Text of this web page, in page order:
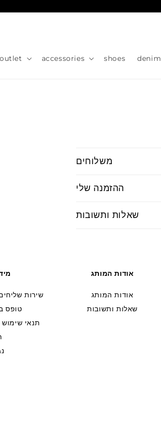
denim
shoes
accessories
outlet
C
l
a
משלוחים
ההזמנה שלי
שאלות ותשובות
שירות
טופס
תנאי שימוש
אודות המותג
אודות המותג
שאלות ותשובות